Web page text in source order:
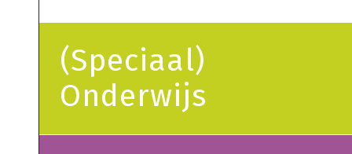
(Speciaal)
Onderwijs